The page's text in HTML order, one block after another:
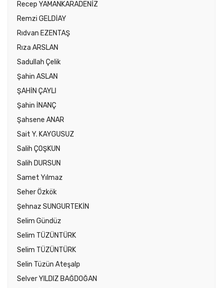
Recep YAMANKARADENİZ
Remzi GELDİAY
Rıdvan EZENTAŞ
Rıza ARSLAN
Sadullah Çelik
Şahin ASLAN
ŞAHİN ÇAYLI
Şahin İNANÇ
Şahsene ANAR
Sait Y. KAYGUSUZ
Salih ÇOŞKUN
Salih DURSUN
Samet Yılmaz
Seher Özkök
Şehnaz SUNGURTEKİN
Selim Gündüz
Selim TÜZÜNTÜRK
Selim TÜZÜNTÜRK
Selin Tüzün Ateşalp
Selver YILDIZ BAĞDOĞAN